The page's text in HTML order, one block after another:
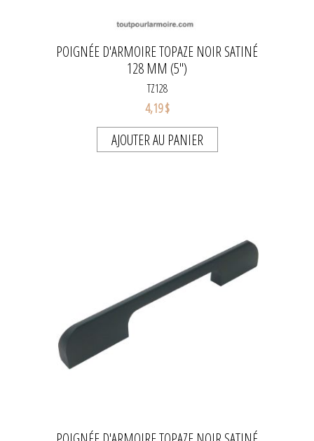
POIGNÉE D'ARMOIRE TOPAZE NOIR SATINÉ
128 MM (5'')
TZ128
4,19 $
AJOUTER AU PANIER